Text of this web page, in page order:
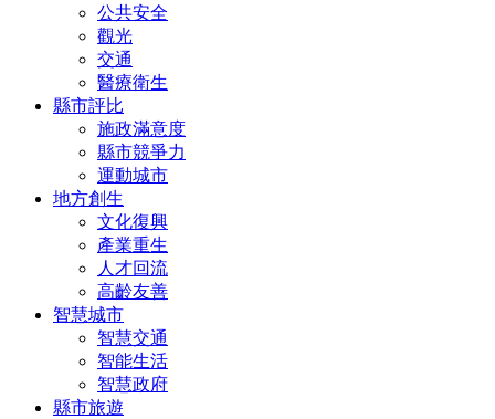
公共安全
觀光
交通
醫療衛生
縣市評比
施政滿意度
縣市競爭力
運動城市
地方創生
文化復興
產業重生
人才回流
高齡友善
智慧城市
智慧交通
智能生活
智慧政府
縣市旅遊